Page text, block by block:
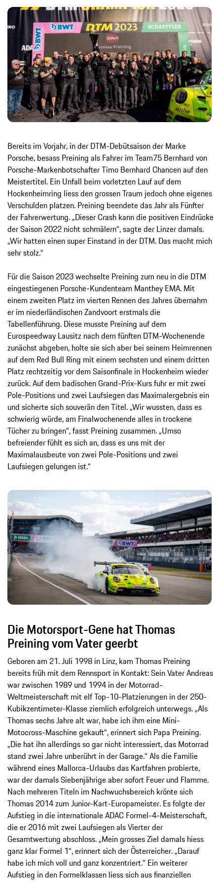
Bereits im Vorjahr, in der DTM-Debütsaison der Marke
Porsche, besass Preining als Fahrer im Team75 Bernhard von
Porsche-Markenbotschafter Timo Bernhard Chancen auf den
Meistertitel. Ein Unfall beim vorletzten Lauf auf dem
Hockenheimring liess den grossen Traum jedoch ohne eigenes
Verschulden platzen. Preining beendete das Jahr als Fünfter
der Fahrerwertung. „Dieser Crash kann die positiven Eindrücke
der Saison 2022 nicht schmälern“, sagte der Linzer damals.
„Wir hatten einen super Einstand in der DTM. Das macht mich
sehr stolz.“
Für die Saison 2023 wechselte Preining zum neu in die DTM
eingestiegenen Porsche-Kundenteam Manthey EMA. Mit
einem zweiten Platz im vierten Rennen des Jahres übernahm
er im niederländischen Zandvoort erstmals die
Tabellenführung. Diese musste Preining auf dem
Eurospeedway Lausitz nach dem fünften DTM-Wochenende
zunächst abgeben, holte sie sich aber bei seinem Heimrennen
auf dem Red Bull Ring mit einem sechsten und einem dritten
Platz rechtzeitig vor dem Saisonfinale in Hockenheim wieder
zurück. Auf dem badischen Grand-Prix-Kurs fuhr er mit zwei
Pole-Positions und zwei Laufsiegen das Maximalergebnis ein
und sicherte sich souverän den Titel. „Wir wussten, dass es
schwierig würde, am Finalwochenende alles in trockene
Tücher zu bringen“, fasst Preining zusammen. „Umso
befreiender fühlt es sich an, dass es uns mit der
Maximalausbeute von zwei Pole-Positions und zwei
Laufsiegen gelungen ist.“
Die Motorsport-Gene hat Thomas
Preining vom Vater geerbt
Geboren am 21. Juli 1998 in Linz, kam Thomas Preining
bereits früh mit dem Rennsport in Kontakt: Sein Vater Andreas
war zwischen 1989 und 1994 in der Motorrad-
Weltmeisterschaft mit elf Top-10-Platzierungen in der 250-
Kubikzentimeter-Klasse ziemlich erfolgreich unterwegs. „Als
Thomas sechs Jahre alt war, habe ich ihm eine Mini-
Motocross-Maschine gekauft“, erinnert sich Papa Preining.
„Die hat ihn allerdings so gar nicht interessiert, das Motorrad
stand zwei Jahre unberührt in der Garage.“ Als die Familie
während eines Mallorca-Urlaubs das Kartfahren probierte,
war der damals Siebenjährige aber sofort Feuer und Flamme.
Nach mehreren Titeln im Nachwuchsbereich krönte sich
Thomas 2014 zum Junior-Kart-Europameister. Es folgte der
Aufstieg in die internationale ADAC Formel-4-Meisterschaft,
die er 2016 mit zwei Laufsiegen als Vierter der
Gesamtwertung abschloss. „Mein grosses Ziel damals hiess
ganz klar Formel 1“, erinnert sich der Österreicher. „Darauf
habe ich mich voll und ganz konzentriert.“ Ein weiterer
Aufstieg in den Formelklassen liess sich aus finanziellen